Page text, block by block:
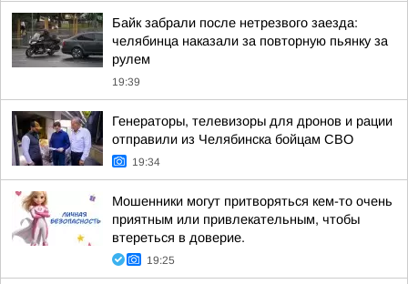
Байк забрали после нетрезвого заезда:
челябинца наказали за повторную пьянку за
рулем
19:39
Генераторы, телевизоры для дронов и рации
отправили из Челябинска бойцам СВО
19:34
Мошенники могут притворяться кем-то очень
приятным или привлекательным, чтобы
втереться в доверие.
19:25